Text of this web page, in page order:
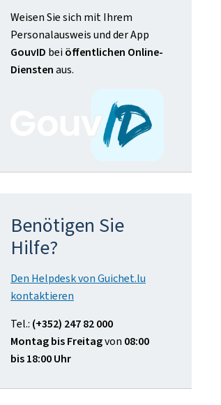
Weisen Sie sich mit Ihrem
Personalausweis und der App
GouvID bei öffentlichen Online-
Dienstenaus.
Benötigen Sie
Hilfe?
Den Helpdesk von Guichet.lu
kontaktieren
Tel.: (+352) 247 82 000
Montag bis Freitagvon 08:00
bis 18:00 Uhr